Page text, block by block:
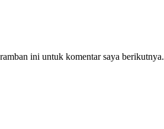
ini untuk komentar saya berikutnya.